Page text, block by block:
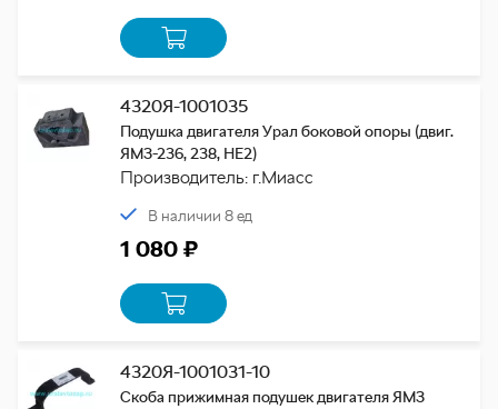
4320Я-1001035
Подушка двигателя Урал боковой опоры (двиг.
ЯМЗ-236, 238, НЕ2)
Производитель: г.Миасс
В наличии 8 ед
1 080 ₽
4320Я-1001031-10
Скоба прижимная подушек двигателя ЯМЗ